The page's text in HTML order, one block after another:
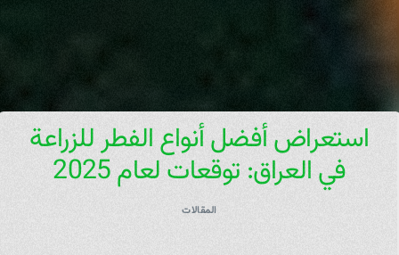
استعراض أفضل أنواع الفطر للزراعة
في العراق: توقعات لعام 2025
المقالات